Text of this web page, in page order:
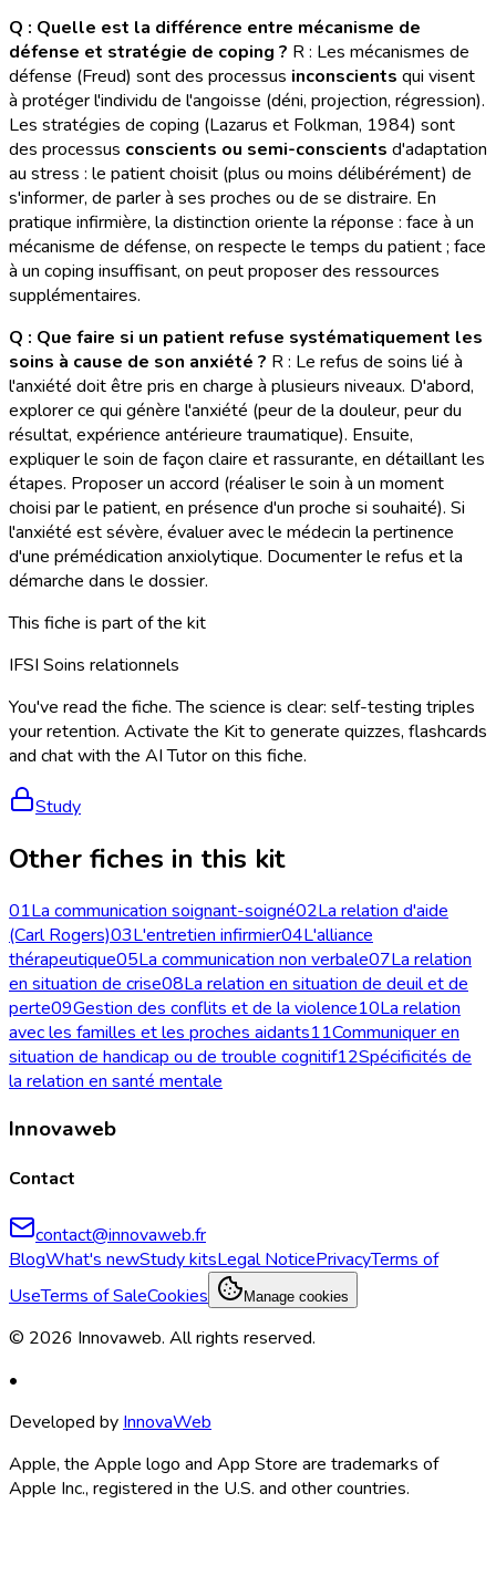
Q : Quelle est la différence entre mécanisme de
défense et stratégie de coping ? R : Les mécanismes de
défense (Freud) sont des processus inconscients qui visent
à protéger l'individu de l'angoisse (déni, projection, régression).
Les stratégies de coping (Lazarus et Folkman, 1984) sont
des processus conscients ou semi-conscients d'adaptation
au stress : le patient choisit (plus ou moins délibérément) de
s'informer, de parler à ses proches ou de se distraire. En
pratique infirmière, la distinction oriente la réponse : face à un
mécanisme de défense, on respecte le temps du patient ; face
à un coping insuffisant, on peut proposer des ressources
supplémentaires.
Q : Que faire si un patient refuse systématiquement les
soins à cause de son anxiété ? R : Le refus de soins lié à
l'anxiété doit être pris en charge à plusieurs niveaux. D'abord,
explorer ce qui génère l'anxiété (peur de la douleur, peur du
résultat, expérience antérieure traumatique). Ensuite,
expliquer le soin de façon claire et rassurante, en détaillant les
étapes. Proposer un accord (réaliser le soin à un moment
choisi par le patient, en présence d'un proche si souhaité). Si
l'anxiété est sévère, évaluer avec le médecin la pertinence
d'une prémédication anxiolytique. Documenter le refus et la
démarche dans le dossier.
This fiche is part of the kit
IFSI Soins relationnels
You've read the fiche. The science is clear: self-testing triples
your retention. Activate the Kit to generate quizzes, flashcards
and chat with the AI Tutor on this fiche.
Study
Other fiches in this kit
01La communication soignant-soigné02La relation d'aide
(Carl Rogers)03L'entretien infirmier04L'alliance
thérapeutique05La communication non verbale07La relation
en situation de crise08La relation en situation de deuil et de
perte09Gestion des conflits et de la violence10La relation
avec les familles et les proches aidants11Communiquer en
situation de handicap ou de trouble cognitif12Spécificités de
la relation en santé mentale
Innovaweb
Contact
contact@innovaweb.fr
BlogWhat's newStudy kitsLegal NoticePrivacyTerms of
UseTerms of SaleCookies Manage cookies
© 2026 Innovaweb. All rights reserved.
•
Developed byInnovaWeb
Apple, the Apple logo and App Store are trademarks of
Apple Inc., registered in the U.S. and other countries.